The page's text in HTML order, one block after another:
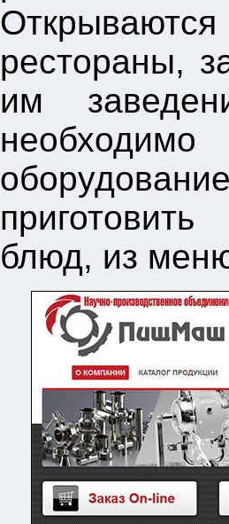
рестораны,
им
необходимо
блюд, из